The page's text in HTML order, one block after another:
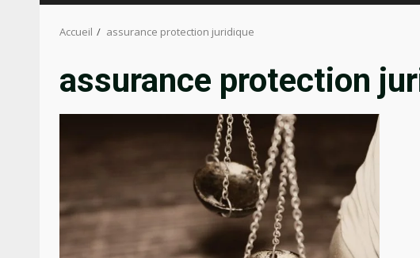
Accueil assurance protection juridique
assurance protection